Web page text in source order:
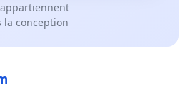
la conception